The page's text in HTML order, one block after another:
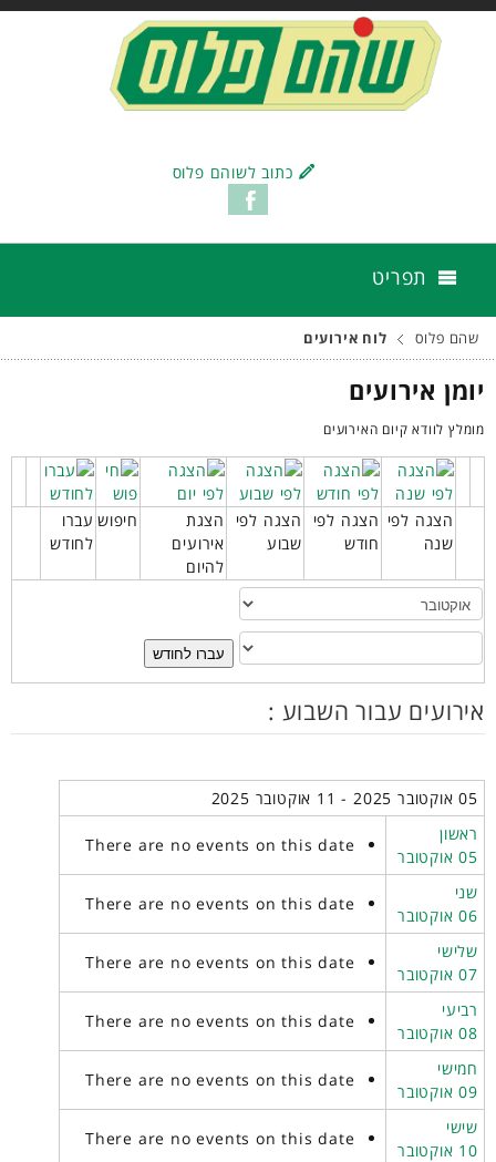
כתוב לשוהם פלוס
תפריט
שהם פלוס לוח אירועים
יומן אירועים
מומלץ לוודא קיום האירועים
הצגה לפי
שנה
הצגה לפי
חודש
הצגה לפי
שבוע
הצגת
אירועים
להיום
חיפוש עברו
לחודש
עברו לחודש
אירועים עבור השבוע :
05 אוקטובר 2025 - 11 אוקטובר 2025
ראשון
05 אוקטובר
There are no events on this date
שני
06 אוקטובר
There are no events on this date
שלישי
07 אוקטובר
There are no events on this date
רביעי
08 אוקטובר
There are no events on this date
חמישי
09 אוקטובר
There are no events on this date
שישי
10 אוקטובר
There are no events on this date